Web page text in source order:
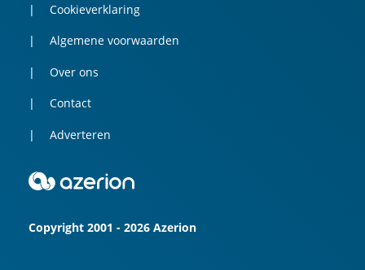
Cookieverklaring
Algemene voorwaarden
Over ons
Contact
Adverteren
Copyright 2001 - 2026 Azerion